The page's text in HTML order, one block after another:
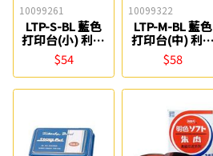
10099261
LTP-S-BL 藍色
打印台(小) 利百
代
$54
10099322
LTP-M-BL 藍色
打印台(中) 利百
代
$58